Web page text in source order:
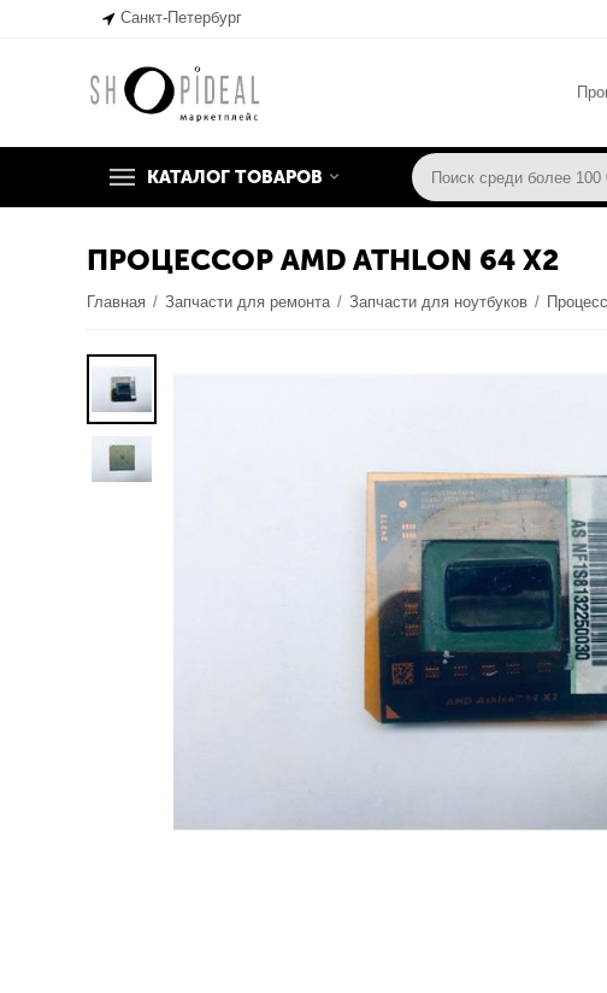
Санкт-Петербург
КАТАЛОГ ТОВАРОВ
ПРОЦЕССОР AMD ATHLON 64 X2
Главная / Запчасти для ремонта / Запчасти для ноутбуков /